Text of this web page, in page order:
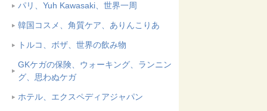
パリ、Yuh Kawasaki、世界一周
韓国コスメ、角質ケア、ありんこりあ
トルコ、ボザ、世界の飲み物
GKケガの保険、ウォーキング、ランニン
グ、思わぬケガ
ホテル、エクスペディアジャパン